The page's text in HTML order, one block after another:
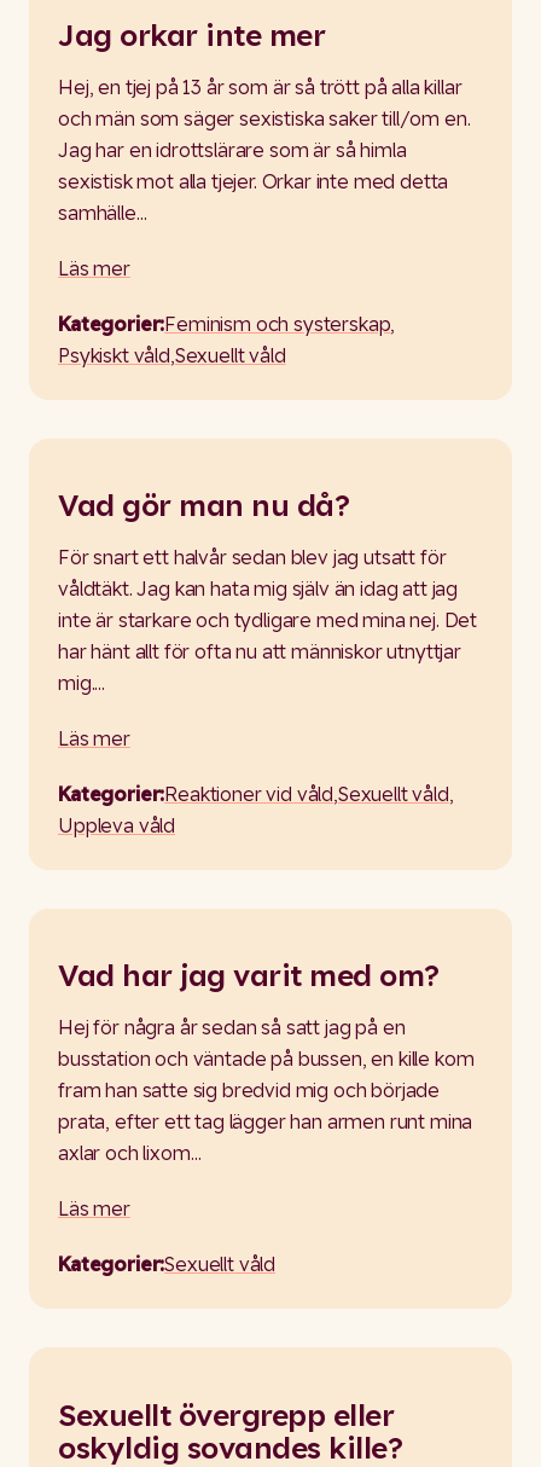
Jag orkar inte mer
Hej, en tjej på 13 år som är så trött på alla killar
och män som säger sexistiska saker till/om en.
Jag har en idrottslärare som är så himla
sexistisk mot alla tjejer. Orkar inte med detta
samhälle…
Läs mer
Kategorier:Feminism och systerskap,
Psykiskt våld,Sexuellt våld
Vad gör man nu då?
För snart ett halvår sedan blev jag utsatt för
våldtäkt. Jag kan hata mig själv än idag att jag
inte är starkare och tydligare med mina nej. Det
har hänt allt för ofta nu att människor utnyttjar
mig.…
Läs mer
Kategorier:Reaktioner vid våld,Sexuellt våld,
Uppleva våld
Vad har jag varit med om?
Hej för några år sedan så satt jag på en
busstation och väntade på bussen, en kille kom
fram han satte sig bredvid mig och började
prata, efter ett tag lägger han armen runt mina
axlar och lixom…
Läs mer
Kategorier:Sexuellt våld
Sexuellt övergrepp eller
oskyldig sovandes kille?